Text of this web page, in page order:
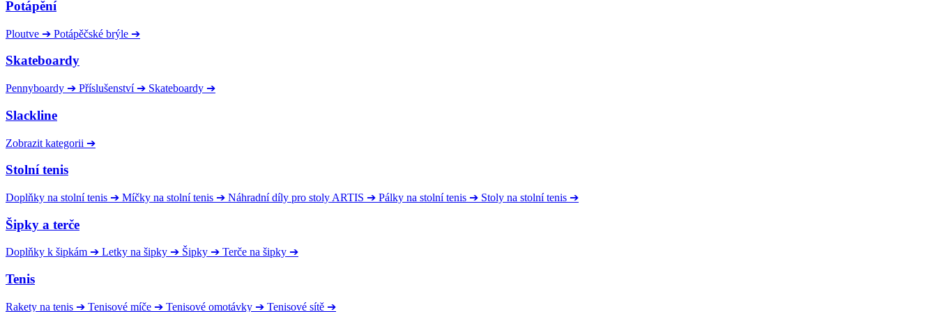
Potápění
Ploutve ➔ Potápěčské brýle ➔
Skateboardy
Pennyboardy ➔ Příslušenství ➔ Skateboardy ➔
Slackline
Zobrazit kategorii ➔
Stolní tenis
Doplňky na stolní tenis ➔ Míčky na stolní tenis ➔ Náhradní díly pro stoly ARTIS ➔ Pálky na stolní tenis ➔ Stoly na stolní tenis ➔
Šipky a terče
Doplňky k šipkám ➔ Letky na šipky ➔ Šipky ➔ Terče na šipky ➔
Tenis
Rakety na tenis ➔ Tenisové míče ➔ Tenisové omotávky ➔ Tenisové sítě ➔